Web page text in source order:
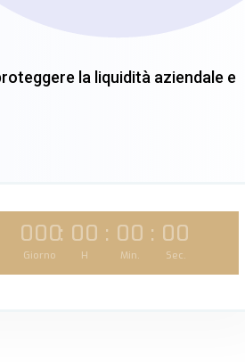
la liquidità aziendale e
000
Giorno
: 00
H
: 00
Min.
: 00
Sec.